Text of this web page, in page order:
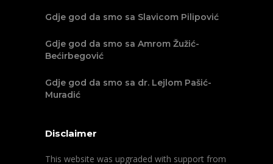
Gdje god da smo sa Slavicom Pilipović
Gdje god da smo sa Amrom Žužić-
Bećirbegović
Gdje god da smo sa dr. Lejlom Pašić-
Muradić
Disclaimer
This website was upgraded with support from